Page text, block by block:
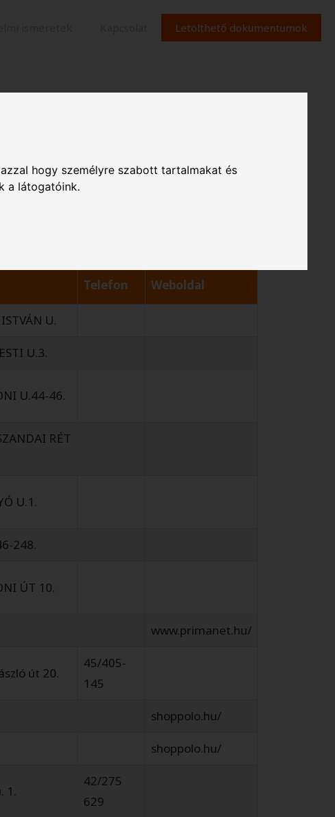
hogy személyre szabott tartalmakat és
a látogatóink.
Letölthető dokumentumok
Telefon Weboldal
U.
U.3.
U.44-46.
RÉT
U.1.
248.
ÚT 10.
www.primanet.hu/
út 20.
45/405-
145
shoppolo.hu/
shoppolo.hu/
1.
42/275
629